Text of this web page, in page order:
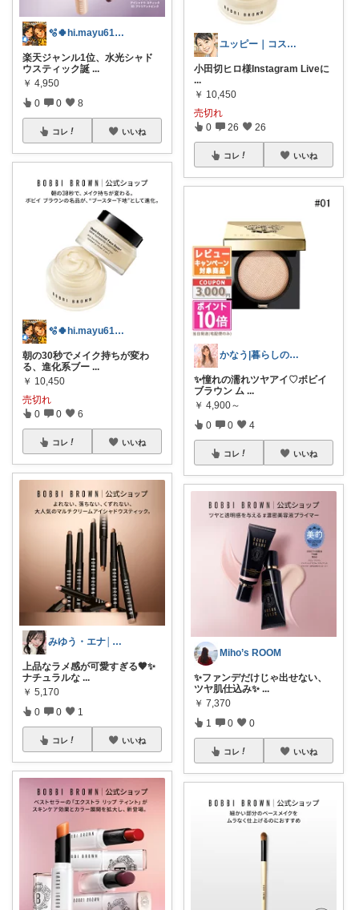
🫧🍀hi.mayu618🍀🫧
楽天ジャンル1位、水光シャド
ウスティック誕 ...
￥ 4,950
0 0 8
コレ いいね
🫧🍀hi.mayu618🍀🫧
朝の30秒でメイク持ちが変わ
る、進化系ブー ...
￥ 10,450
売切れ
0 0 6
コレ いいね
みゆう・エナ│美容・インテリア
上品なラメ感が可愛すぎる🤎✨
ナチュラルな ...
￥ 5,170
0 0 1
コレ いいね
ユッピー｜コスメと子育てROOM
小田切ヒロ様Instagram Liveに
...
￥ 10,450
売切れ
0 26 26
コレ いいね
かなう|暮らしの記録🌱
✨憧れの濡れツヤアイ♡ボビイ
ブラウン ム ...
￥ 4,900～
0 0 4
コレ いいね
Miho’s ROOM
✨ファンデだけじゃ出せない、
ツヤ肌仕込み✨ ...
￥ 7,370
1 0 0
コレ いいね